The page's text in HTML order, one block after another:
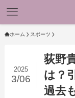
ホーム スポーツ
荻野
は？
過去
2025
3/06